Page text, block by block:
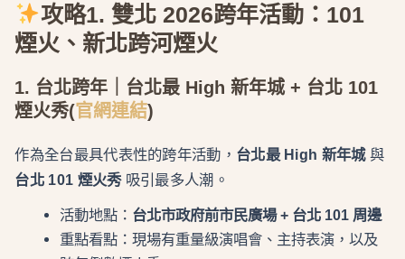
攻略1. 雙北 2026跨年活動：101
煙火、新北跨河煙火
1. 台北跨年｜台北最 High 新年城 + 台北 101
煙火秀(官網連結)
作為全台最具代表性的跨年活動， 台北最 High 新年城與
台北 101 煙火秀吸引最多人潮。
活動地點： 台北市政府前市民廣場 + 台北 101 周邊
重點看點：現場有重量級演唱會、主持表演，以及